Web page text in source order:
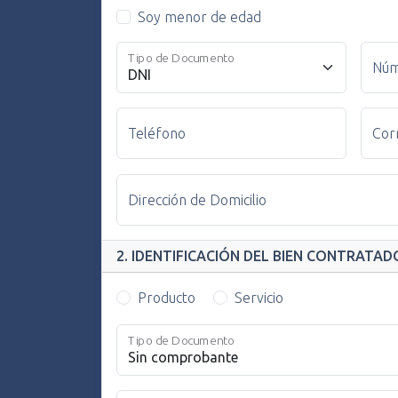
Soy menor de edad
Tipo de Documento
Teléfono
Dirección de Domicilio
2. IDENTIFICACIÓN DEL BIEN
Producto Servicio
Tipo de Documento